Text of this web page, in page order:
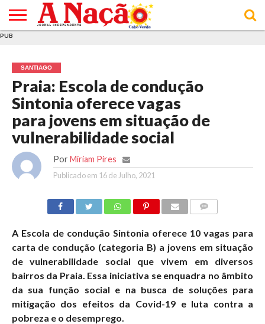
E DE
COOKIES
DE
UTILIZAÇÃO
PUB
SANTIAGO
Praia: Escola de condução
Sintonia oferece vagas
para jovens em situação de
vulnerabilidade social
Por Miriam Pires
Publicado em 16 de Julho, 2021
A Escola de condução Sintonia oferece 10 vagas para
carta de condução (categoria B) a jovens em situação
de vulnerabilidade social que vivem em diversos
bairros da Praia. Essa iniciativa se enquadra no âmbito
da sua função social e na busca de soluções para
mitigação dos efeitos da Covid-19 e luta contra a
pobreza e o desemprego.